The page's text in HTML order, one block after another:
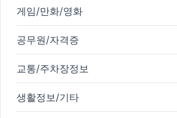
게임/만화/영화
공무원/자격증
교통/주차장정보
생활정보/기타